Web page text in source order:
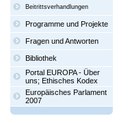
Beitrittsverhandlungen
Programme und Projekte
Fragen und Antworten
Bibliothek
Portal EUROPA - Über
uns; Ethisches Kodex
Europäisches Parlament
2007